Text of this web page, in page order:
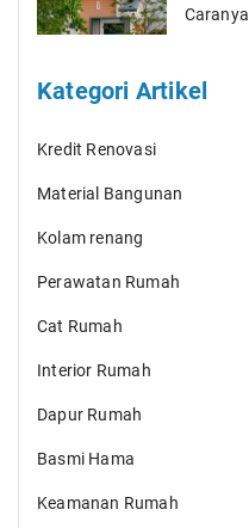
Caranya
Kategori Artikel
Kredit Renovasi
Material Bangunan
Kolam renang
Perawatan Rumah
Cat Rumah
Interior Rumah
Dapur Rumah
Basmi Hama
Keamanan Rumah